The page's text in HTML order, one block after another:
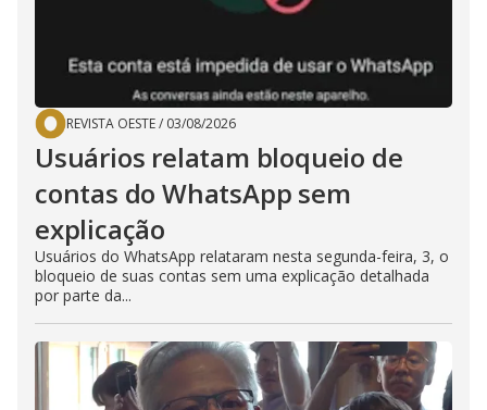
REVISTA OESTE/ 03/08/2026
Usuários relatam bloqueio de
contas do WhatsApp sem
explicação
Usuários do WhatsApp relataram nesta segunda-feira, 3, o
bloqueio de suas contas sem uma explicação detalhada
por parte da...